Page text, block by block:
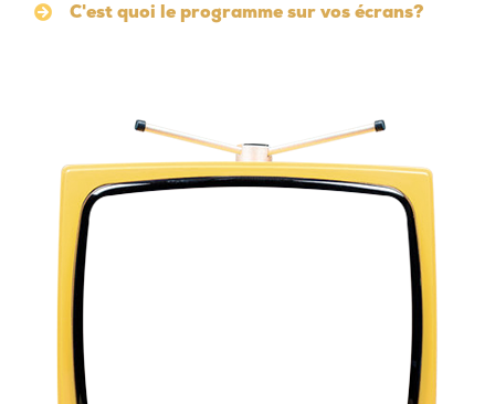
C'est quoi le programme sur vos écrans?